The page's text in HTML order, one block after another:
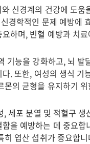
신경계의 건강에 도움
경학적인 문제 예방에
하며, 빈혈 예방과 치
기능을 강화하고, 뇌 발
. 또한, 여성의 생식 기
몬의 균형을 유지하기
, 세포 분열 및 적혈구 생
을 예방하는 데 중요합
히 엽산 섭취가 중요합